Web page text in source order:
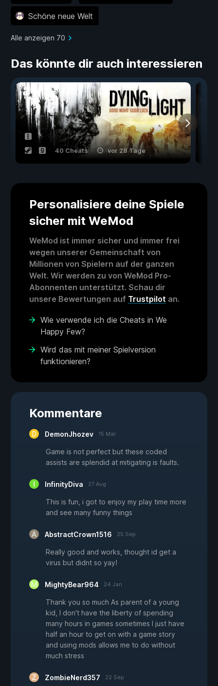
Schöne neue Welt
Alle anzeigen 70
Das könnte dir auch interessieren
40 Cheats vor 28 Tage
Personalisiere deine Spiele
sicher mit WeMod
WeMod ist immer sicher und immer frei
wegen unserer Gemeinschaft von
Millionen von Spielern auf der ganzen
Welt. Wir werden zu von WeMod Pro-
Abonnenten unterstützt. Schau dir
unsere Bewertungen auf Trustpilot an.
Wie verwende ich die Cheats in We
Happy Few?
Wird das mit meiner Spielversion
funktionieren?
Kommentare
DemonJhozev 15 Mär
Game is not perfect but these coded
assists are splendid at mitigating is faults.
InfinityDiva 27 Aug
This is fun, i got to enjoy my play time more
and see many funny things
AbstractCrown1516 25 Sep
Really good and works, thought id get a
virus but didnt so yay!
MightyBear964 24 Jan
Thank you so much As parent of a young
kid, I don't have the liberty of spending
many hours in games sometimes I just have
half an hour to get on with a game story
and using mods allows me to do without
much stress
ZombieNerd357 22 Sep